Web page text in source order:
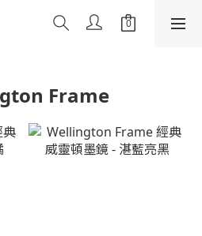
Frame